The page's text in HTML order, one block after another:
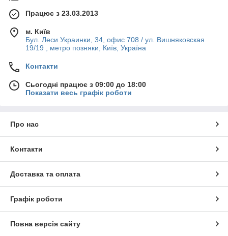
Працює з 23.03.2013
м. Київ
Бул. Леси Украинки, 34, офис 708 / ул. Вишняковская
19/19 , метро позняки, Київ, Україна
Контакти
Сьогодні працює з 09:00 до 18:00
Показати весь графік роботи
Про нас
Контакти
Доставка та оплата
Графік роботи
Повна версія сайту